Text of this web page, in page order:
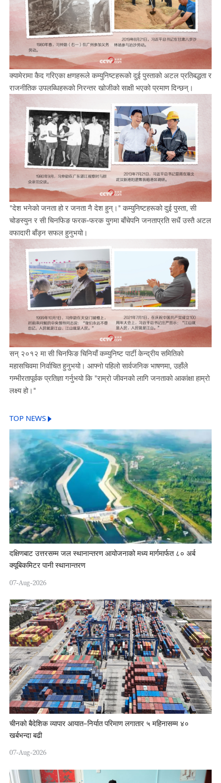
क्यामेरामा कैद गरिएका क्षणहरूले कम्युनिष्टहरूको दुई पुस्ताको अटल प्रतिबद्धता र
राजनीतिक उपलब्धिहरूको निरन्तर खोजीको साक्षी भएको प्रमाण दिन्छन्।
"देश भनेको जनता हो र जनता नै देश हुन्।" कम्युनिष्टहरूको दुई पुस्ता, सी
चोङस्युन र सी चिनफिङ फरक-फरक युगमा बाँचेपनि जनताप्रति सधैं उस्तै अटल
वफादारी बाँड्न सफल हुनुभयो।
सन् २०१२ मा सी चिनफिङ चिनियाँ कम्युनिष्ट पार्टी केन्द्रीय समितिको
महासचिवमा निर्वाचित हुनुभयो। आफ्नो पहिलो सार्वजनिक भाषणमा, उहाँले
गम्भीरतापूर्वक प्रतिज्ञा गर्नुभयो कि "राम्रो जीवनको लागि जनताको आकांक्षा हाम्रो
लक्ष्य हो।"
TOP NEWS
दक्षिणबाट उत्तरसम्म जल स्थानान्तरण आयोजनाको मध्य मार्गमार्फत ८० अर्ब
क्यूबिकमिटर पानी स्थानान्तरण
07-Aug-2026
चीनको बैदेशिक व्यापार आयात–निर्यात परिमाण लगातार ५ महिनासम्म ४०
खर्बभन्दा बढी
07-Aug-2026